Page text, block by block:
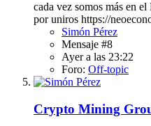
cada vez somos más en
por uniros https://
Simón Pérez
Mensaje #8
Ayer a las 23:22
Foro: Off-topic
Crypto Mining